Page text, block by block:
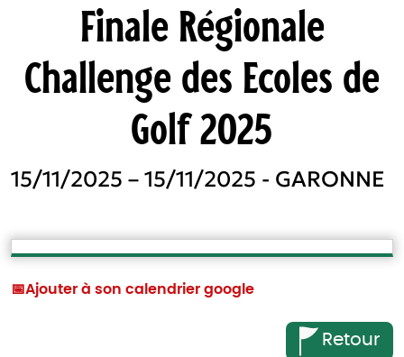
Finale Régionale
Challenge des Ecoles de
Golf 2025
15/11/2025 – 15/11/2025 - GARONNE
📅Ajouter à son calendrier google
Retour